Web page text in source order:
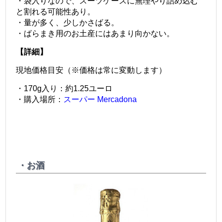
と割れる可能性あり。
・量が多く、少しかさばる。
・ばらまき用のお土産にはあまり向かない。
【詳細】
現地価格目安（※価格は常に変動します）
・170g入り：約1.25ユーロ
・購入場所： スーパー Mercadona
・お酒